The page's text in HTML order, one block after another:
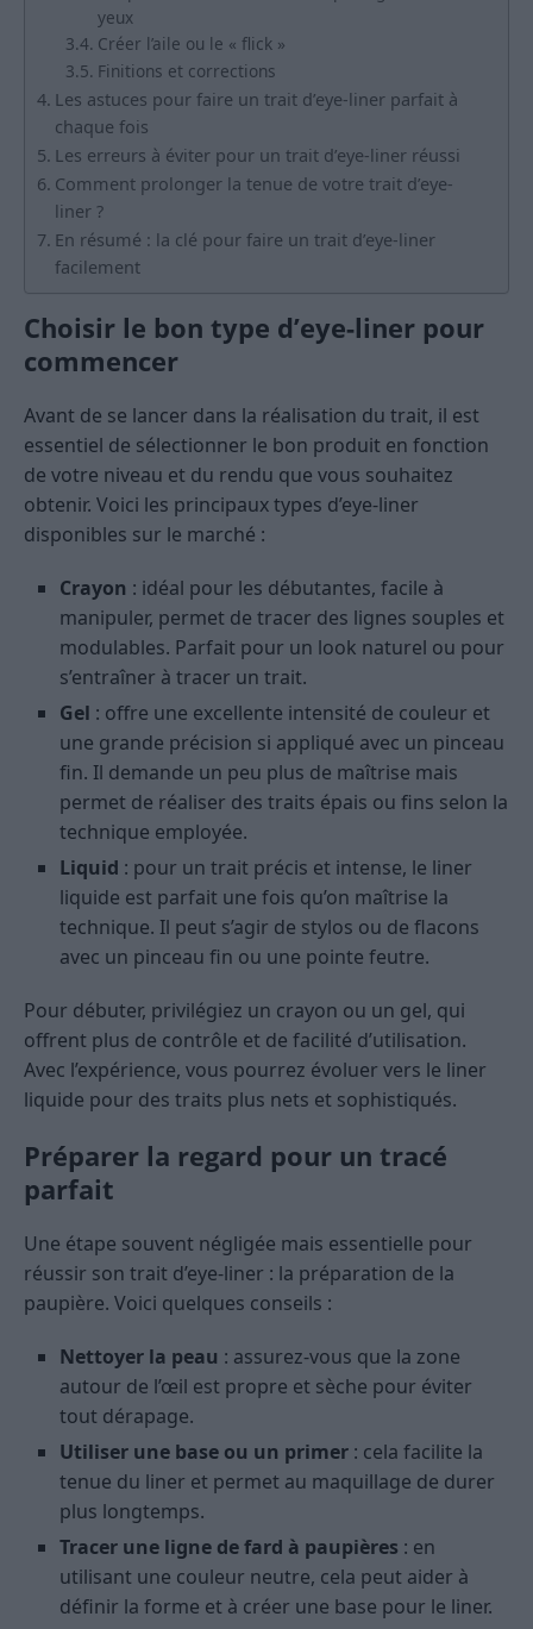
yeux
Créer l’aile ou le « flick »
Finitions et corrections
Les astuces pour faire un trait d’eye-liner parfait à
chaque fois
Les erreurs à éviter pour un trait d’eye-liner réussi
Comment prolonger la tenue de votre trait d’eye-
liner ?
En résumé : la clé pour faire un trait d’eye-liner
facilement
Choisir le bon type d’eye-liner pour
commencer
Avant de se lancer dans la réalisation du trait, il est
essentiel de sélectionner le bon produit en fonction
de votre niveau et du rendu que vous souhaitez
obtenir. Voici les principaux types d’eye-liner
disponibles sur le marché :
Crayon : idéal pour les débutantes, facile à
manipuler, permet de tracer des lignes souples et
modulables. Parfait pour un look naturel ou pour
s’entraîner à tracer un trait.
Gel : offre une excellente intensité de couleur et
une grande précision si appliqué avec un pinceau
fin. Il demande un peu plus de maîtrise mais
permet de réaliser des traits épais ou fins selon la
technique employée.
Liquid : pour un trait précis et intense, le liner
liquide est parfait une fois qu’on maîtrise la
technique. Il peut s’agir de stylos ou de flacons
avec un pinceau fin ou une pointe feutre.
Pour débuter, privilégiez un crayon ou un gel, qui
offrent plus de contrôle et de facilité d’utilisation.
Avec l’expérience, vous pourrez évoluer vers le liner
liquide pour des traits plus nets et sophistiqués.
Préparer la regard pour un tracé
parfait
Une étape souvent négligée mais essentielle pour
réussir son trait d’eye-liner : la préparation de la
paupière. Voici quelques conseils :
Nettoyer la peau : assurez-vous que la zone
autour de l’œil est propre et sèche pour éviter
tout dérapage.
Utiliser une base ou un primer : cela facilite la
tenue du liner et permet au maquillage de durer
plus longtemps.
Tracer une ligne de fard à paupières : en
utilisant une couleur neutre, cela peut aider à
définir la forme et à créer une base pour le liner.